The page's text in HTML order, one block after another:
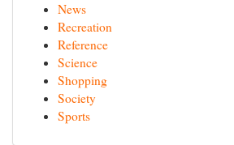
News
Recreation
Reference
Science
Shopping
Society
Sports